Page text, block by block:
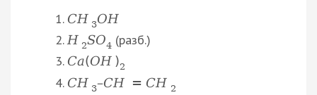
CH 3OH
H 2SO4 (разб.)
Ca(OH )2
CH 3–CH = CH 2